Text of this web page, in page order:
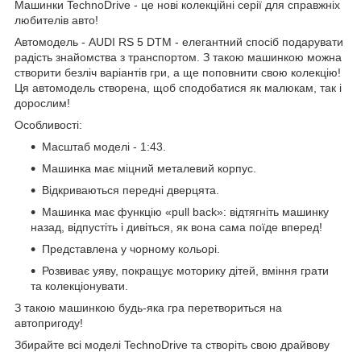
Машинки TechnoDrive - це нові колекційні серії для справжніх
любителів авто!
Автомодель - AUDI RS 5 DTM - елегантний спосіб подарувати
радість знайомства з транспортом. З такою машинкою можна
створити безліч варіантів гри, а ще поповнити свою колекцію!
Ця автомодель створена, щоб сподобатися як малюкам, так і
дорослим!
Особливості:
Масштаб моделі - 1:43.
Машинка має міцний металевий корпус.
Відкриваються передні дверцята.
Машинка має функцію «pull back»: відтягніть машинку
назад, відпустіть і дивіться, як вона сама поїде вперед!
Представлена у чорному кольорі.
Розвиває уяву, покращує моторику дітей, вміння грати
та колекціонувати.
З такою машинкою будь-яка гра перетвориться на
автопригоду!
Збирайте всі моделі TechnoDrive та створіть свою драйвову